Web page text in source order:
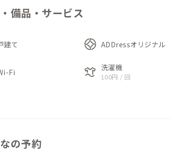
もモダンな様子を醸し出しています。さらに
座布団があるので寝っ転がって過ごすことも
こちに居場所が見つけられる、来た人をワク
備品・サービス
建て ADDressオリジナル
Fi laundry 洗濯機
100円 / 回
の予約